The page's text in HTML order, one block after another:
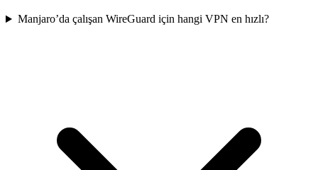
Manjaro’da çalışan WireGuard için hangi VPN en hızlı?